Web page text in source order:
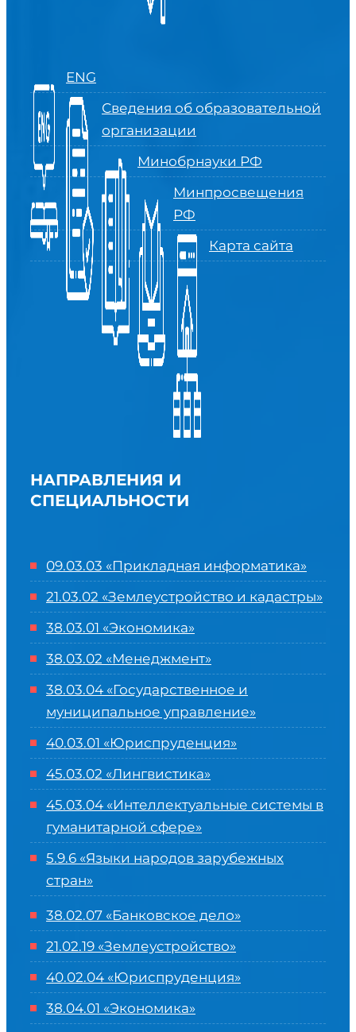
ENG
Сведения об образовательной
организации
Минобрнауки РФ
Минпросвещения
РФ
Карта сайта
НАПРАВЛЕНИЯ И
СПЕЦИАЛЬНОСТИ
09.03.03 «Прикладная информатика»
21.03.02 «Землеустройство и кадастры»
38.03.01 «Экономика»
38.03.02 «Менеджмент»
38.03.04 «Государственное и
муниципальное управление»
40.03.01 «Юриспруденция»
45.03.02 «Лингвистика»
45.03.04 «Интеллектуальные системы в
гуманитарной сфере»
5.9.6 «Языки народов зарубежных
стран»
38.02.07 «Банковское дело»
21.02.19 «Землеустройство»
40.02.04 «Юриспруденция»
38.04.01 «Экономика»